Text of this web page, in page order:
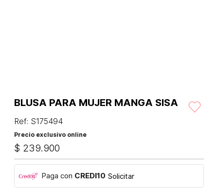
BLUSA PARA MUJER MANGA SISA
Ref: S175494
Precio exclusivo online
$ 239.900
Paga con CREDI10 Solicitar